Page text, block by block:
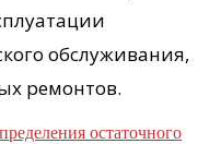
обслуживания,
ремонтов.
остаточного